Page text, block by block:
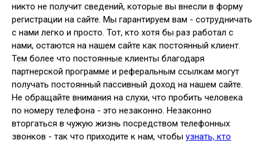
никто не получит сведений, которые вы внесли в форму
регистрации на сайте. Мы гарантируем вам - сотрудничать
с нами легко и просто. Тот, кто хотя бы раз работал с
нами, остаются на нашем сайте как постоянный клиент.
Тем более что постоянные клиенты благодаря
партнерской программе и реферальным ссылкам могут
получать постоянный пассивный доход на нашем сайте.
Не обращайте внимания на слухи, что пробить человека
по номеру телефона - это незаконно. Незаконно
вторгаться в чужую жизнь посредством телефонных
звонков - так что приходите к нам, чтобы узнать, кто